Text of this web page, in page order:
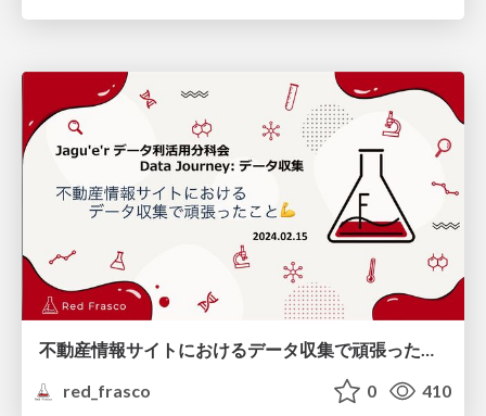
不動産情報サイトにおけるデータ収集で頑張ったこと
red_frasco
0 410